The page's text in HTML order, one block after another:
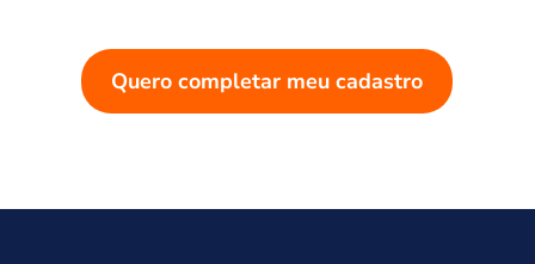
Quero completar meu cadastro